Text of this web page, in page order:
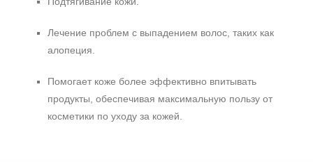
Лечение проблем с выпадением волос, таких как
алопеция.
Помогает коже более эффективно впитывать
продукты, обеспечивая максимальную пользу от
косметики по уходу за кожей.